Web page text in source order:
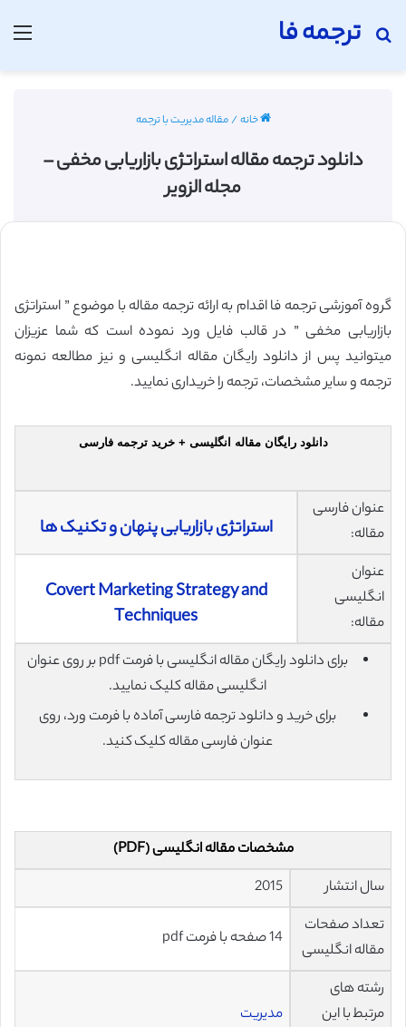
ترجمه فا
جستجو برای
خانه/مقاله مدیریت با ترجمه
دانلود ترجمه مقاله استراتژی بازاریابی مخفی –
مجله الزویر
گروه آموزشی ترجمه فا اقدام به ارائه ترجمه مقاله با موضوع ” استراتژی
بازاریابی مخفی ” در قالب فایل ورد نموده است که شما عزیزان
میتوانید پس از دانلود رایگان مقاله انگلیسی و نیز مطالعه نمونه
ترجمه و سایر مشخصات، ترجمه را خریداری نمایید.
دانلود رایگان مقاله انگلیسی + خرید ترجمه فارسی
عنوان فارسی
مقاله:
استراتژی بازاریابی پنهان و تکنیک ها
عنوان
انگلیسی
مقاله:
Covert Marketing Strategy and
Techniques
برای دانلود رایگان مقاله انگلیسی با فرمت pdf بر روی عنوان
انگلیسی مقاله کلیک نمایید.
برای خرید و دانلود ترجمه فارسی آماده با فرمت ورد، روی
عنوان فارسی مقاله کلیک کنید.
مشخصات مقاله انگلیسی (PDF)
سال انتشار
2015
تعداد صفحات
مقاله انگلیسی
14 صفحه با فرمت pdf
رشته های
مرتبط با این
مدیریت